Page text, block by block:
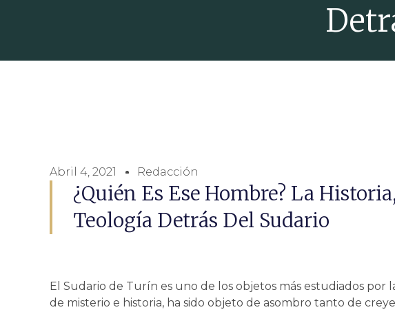
Abril 4, 2021 Redacción
¿Quién Es Ese Hombre? La
Teología Detrás Del Sudario
El Sudario de Turín es uno de los objetos más estudiados por
de misterio e historia, ha sido objeto de asombro tanto de